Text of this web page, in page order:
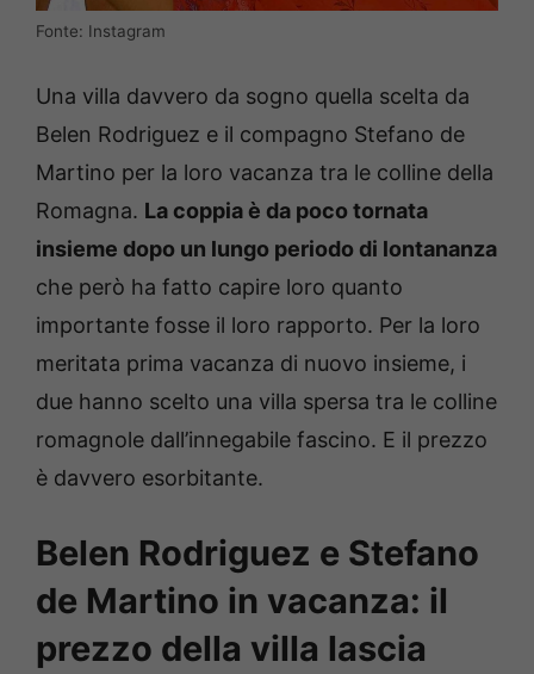
Fonte: Instagram
Una villa davvero da sogno quella scelta da
Belen Rodriguez e il compagno Stefano de
Martino per la loro vacanza tra le colline della
Romagna. La coppia è da poco tornata
insieme dopo un lungo periodo di lontananza
che però ha fatto capire loro quanto
importante fosse il loro rapporto. Per la loro
meritata prima vacanza di nuovo insieme, i
due hanno scelto una villa spersa tra le colline
romagnole dall’innegabile fascino. E il prezzo
è davvero esorbitante.
Belen Rodriguez e Stefano
de Martino in vacanza: il
prezzo della villa lascia